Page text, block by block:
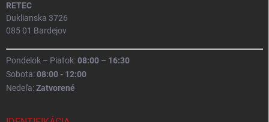
RETEC
Duklianska 3726
085 01 Bardejov
Pondelok – Piatok:08:00 – 16:30
Sobota:08:00 - 12:00
Nedeľa:Zatvorené